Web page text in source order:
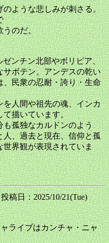
ような悲しみが刺さる。
うのだ。
ゼンチン北部やボリビア、
ボテン。アンデスの乾い
民衆の忍耐・誇り・生命
人間や祖先の魂、インカ
て描いています。
も孤独なカルドンのよう
、過去と現在、信仰と孤
世界観が表現されていま
投稿日：2025/10/21(Tue)
ライブはカンチャ・ニャ